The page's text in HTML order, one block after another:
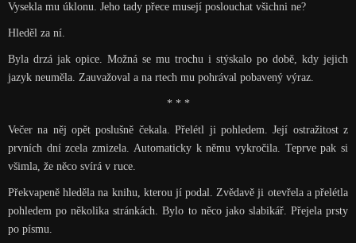
Vysekla mu úklonu. Jeho tady přece musejí poslouchat všichni ne?
Hleděl za ní.
Byla drzá jak opice. Možná se mu trochu i stýskalo po době, kdy jejich
jazyk neuměla. Zauvažoval a na rtech mu pohrával pobavený výraz.
* * *
Večer na něj opět poslušně čekala. Přelétl ji pohledem. Její ostražitost z
prvních dní zcela zmizela. Automaticky k němu vykročila. Teprve pak si
všimla, že něco svírá v ruce.
Překvapeně hleděla na knihu, kterou jí podal. Zvědavě ji otevřela a přelétla
pohledem po několika stránkách. Bylo to něco jako slabikář. Přejela prsty
po písmu.